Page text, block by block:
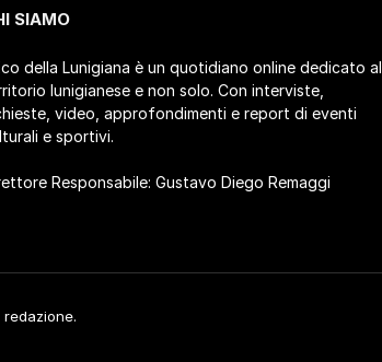
SIAMO
della Lunigiana è un quotidiano online dedicato al
lunigianese e non solo. Con interviste,
video, approfondimenti e report di eventi
e sportivi.
Responsabile: Gustavo Diego Remaggi